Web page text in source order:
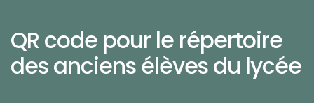
QR code pour le répertoire
des anciens élèves du lycée